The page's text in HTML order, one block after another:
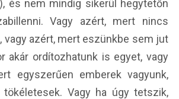
és nem mindig sikerül hegytetőn
Vagy azért, mert nincs
vagy azért, mert eszünkbe sem jut
akár ordítozhatunk is egyet, vagy
egyszerűen emberek vagyunk,
Vagy ha úgy tetszik,